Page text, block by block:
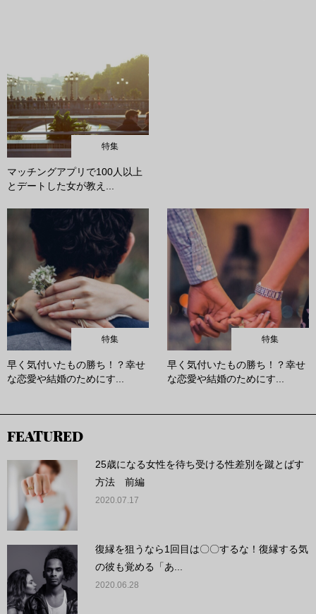
特集
マッチングアプリで100人以上
とデートした女が教え...
特集
早く気付いたもの勝ち！？幸せ
な恋愛や結婚のためにす...
特集
早く気付いたもの勝ち！？幸せ
な恋愛や結婚のためにす...
FEATURED
25歳になる女性を待ち受ける性差別を蹴とばす
方法 前編
2020.07.17
復縁を狙うなら1回目は〇〇するな！復縁する気
の彼も覚める「あ...
2020.06.28